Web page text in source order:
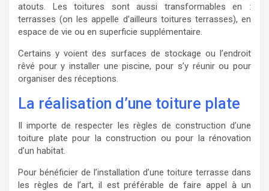
atouts. Les toitures sont aussi transformables en :
terrasses (on les appelle d’ailleurs toitures terrasses), en
espace de vie ou en superficie supplémentaire.
Certains y voient des surfaces de stockage ou l’endroit
rêvé pour y installer une piscine, pour s’y réunir ou pour
organiser des réceptions.
La réalisation d’une toiture plate
Il importe de respecter les règles de construction d’une
toiture plate pour la construction ou pour la rénovation
d’un habitat.
Pour bénéficier de l’installation d’une toiture terrasse dans
les règles de l’art, il est préférable de faire appel à un